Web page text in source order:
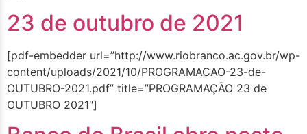
23 de outubro de 2021
[pdf-embedder url=”http://www.riobranco.ac.gov.br/wp-
content/uploads/2021/10/PROGRAMACAO-23-de-
OUTUBRO-2021.pdf” title=”PROGRAMAÇÃO 23 de
OUTUBRO 2021″]